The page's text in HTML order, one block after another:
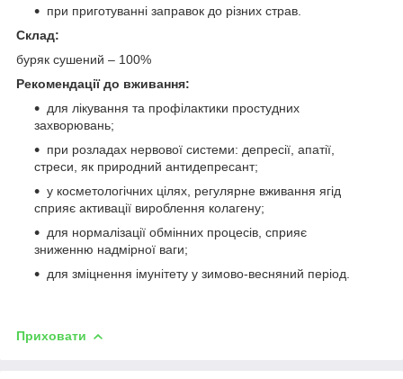
при приготуванні заправок до різних страв.
Склад:
буряк сушений – 100%
Рекомендації до вживання:
для лікування та профілактики простудних
захворювань;
при розладах нервової системи: депресії, апатії,
стреси, як природний антидепресант;
у косметологічних цілях, регулярне вживання ягід
сприяє активації вироблення колагену;
для нормалізації обмінних процесів, сприяє
зниженню надмірної ваги;
для зміцнення імунітету у зимово-весняний період.
Приховати